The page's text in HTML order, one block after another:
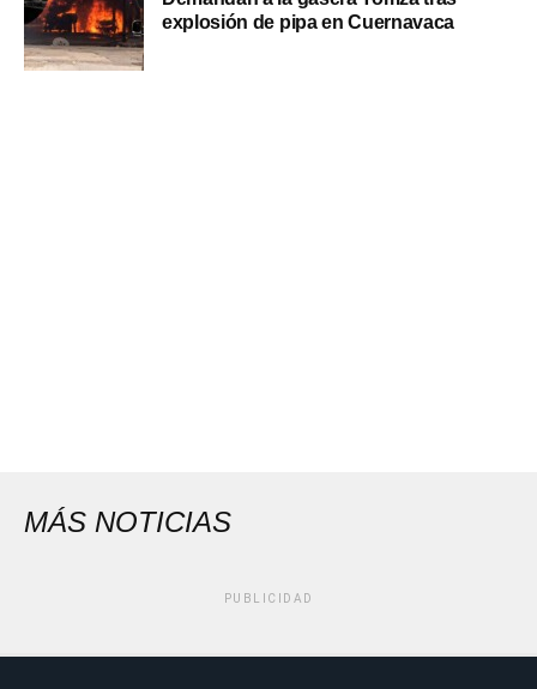
explosión de pipa en Cuernavaca
MÁS NOTICIAS
PUBLICIDAD